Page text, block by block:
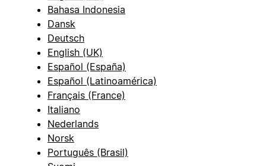
Bahasa Indonesia
Dansk
Deutsch
English (UK)
Español (España)
Español (Latinoamérica)
Français (France)
Italiano
Nederlands
Norsk
Português (Brasil)